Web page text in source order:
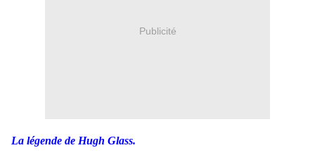
Publicité
La légende de Hugh Glass.